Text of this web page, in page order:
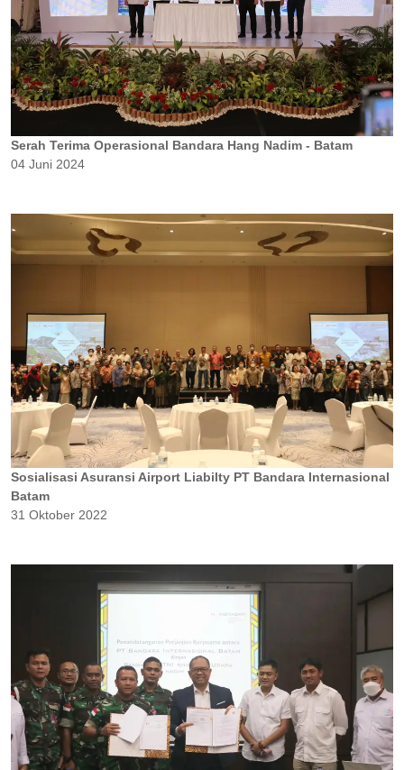
Serah Terima Operasional Bandara Hang Nadim - Batam
04 Juni 2024
Sosialisasi Asuransi Airport Liabilty PT Bandara Internasional
Batam
31 Oktober 2022